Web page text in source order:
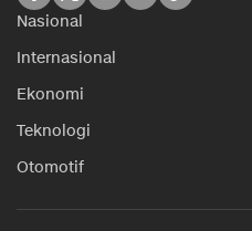
Nasional
Internasional
Ekonomi
Teknologi
Otomotif